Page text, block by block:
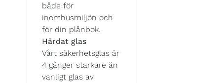
både för
inomhusmiljön och
för din plånbok.
Härdat glas
Vårt säkerhetsglas är
4 gånger starkare än
vanligt glas av